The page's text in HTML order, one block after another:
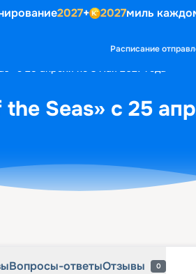
2027+ 2027миль
Расписание
с 25 апреля по 3 мая 2027 года
Seas» с 25
Вопросы-ответыОтзывы 0